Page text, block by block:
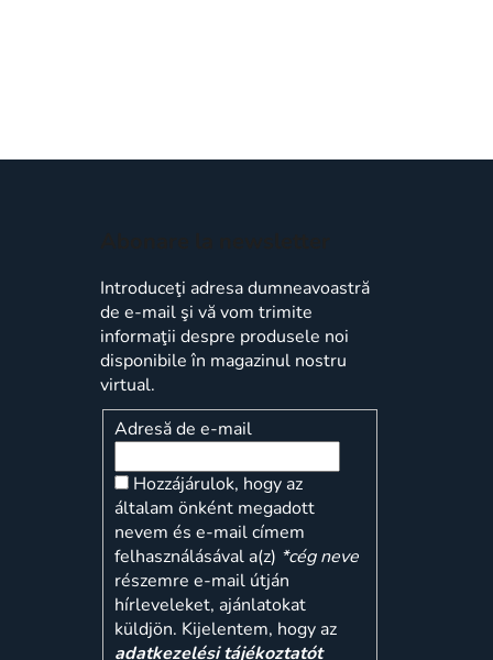
Introduceţi adresa dumneavoastră
de e-mail şi vă vom trimite
informaţii despre produsele noi
disponibile în magazinul nostru
virtual.
Adresă de e-mail
Hozzájárulok, hogy az
általam önként megadott
nevem és e-mail címem
felhasználásával a(z) *cég neve
részemre e-mail útján
hírleveleket, ajánlatokat
küldjön. Kijelentem, hogy az
adatkezelési tájékoztatót